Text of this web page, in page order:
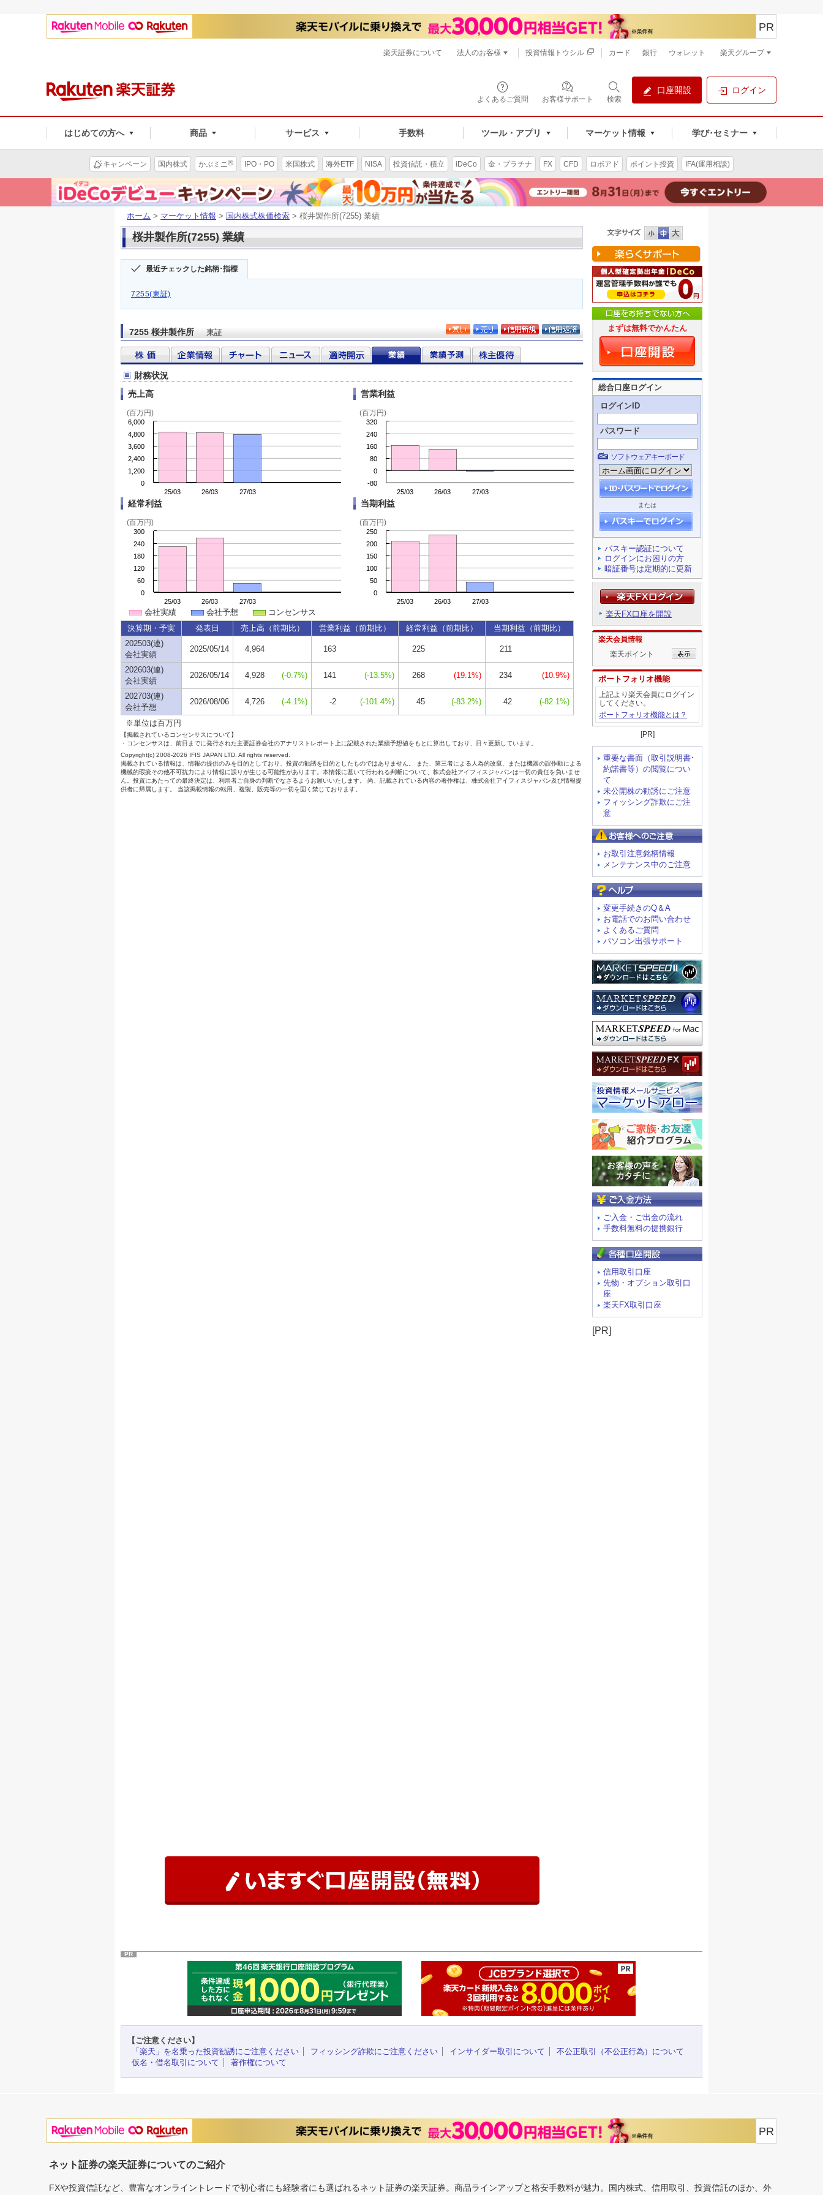
よくあるご質問 お客様サポート 検索
口座開設 ログイン
はじめての方へ 商品 サービス 手数料 ツール・アプリ マーケット情報 学び･セミナー
PR
楽天証券について 法人のお客様 投資情報トウシル カード 銀行 ウォレット 楽天グループ
キャンペーン 国内株式 かぶミニ® IPO・PO 米国株式 海外ETF NISA 投資信託・積立 iDeCo 金・プラチナ FX CFD ロボアド ポイント投資 IFA(運用相談)
ホーム > マーケット情報 > 国内株式株価検索 > 桜井製作所(7255) 業績
桜井製作所(7255) 業績
最近チェックした銘柄･指標
7255(東証)
7255 桜井製作所 東証 まずは無料でかんたん
総合口座ログイン
ログインID
パスワード
ソフトウェアキーボード
または
パスキー認証について
ログインにお困りの方
暗証番号は定期的に更新
楽天FX口座を開設
楽天会員情報
楽天ポイント
ポートフォリオ機能
上記より楽天会員にログイン
してください。
ポートフォリオ機能とは？
[PR]
重要な書面（取引説明書･
約諾書等）の閲覧につい
て
未公開株の勧誘にご注意
フィッシング詐欺にご注
意
お取引注意銘柄情報
メンテナンス中のご注意
変更手続きのQ＆A
お電話でのお問い合わせ
よくあるご質問
パソコン出張サポート
ご入金・ご出金の流れ
手数料無料の提携銀行
信用取引口座
先物・オプション取引口
座
楽天FX取引口座
[PR]
PR
【ご注意ください】
「楽天」を名乗った投資勧誘にご注意ください
フィッシング詐欺にご注意ください インサイダー取引について
不公正取引（不公正行為）について
仮名・借名取引について
著作権について
PR
ネット証券の楽天証券についてのご紹介
FXや投資信託など、豊富なオンライントレードで初心者にも経験者にも選ばれるネット証券の楽天証券。商品ラインアップと格安手数料が魅力。国内株式、信用取引、投資信託のほか、外